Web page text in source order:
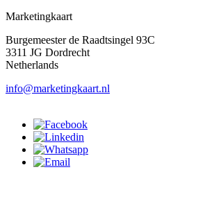
Marketingkaart
Burgemeester de Raadtsingel 93C
3311 JG Dordrecht
Netherlands
info@marketingkaart.nl